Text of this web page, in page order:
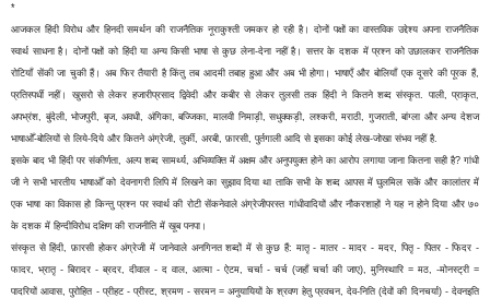
*
आजकल हिंदी विरोध और हिनदी समर्थन की राजनैतिक नूराकुश्ती जमकर हो रही है। दोनों पक्षों का वास्तविक उद्देश्य अपना राजनैतिक
स्वार्थ साधना है। दोनों पक्षों को हिंदी या अन्य किसी भाषा से कुछ लेना-देना नहीं है। सत्तर के दशक में प्रश्न को उछालकर राजनैतिक
रोटियाँ सेंकी जा चुकी हैं। अब फिर तैयारी है किंतु तब आदमी तबाह हुआ और अब भी होगा। भाषाएँ और बोलियाँ एक दूसरे की पूरक हैं,
प्रतिस्पर्धी नहीं। खुसरो से लेकर हजारीप्रसाद द्विवेदी और कबीर से लेकर तुलसी तक हिंदी ने कितने शब्द संस्कृत. पाली, प्राकृत,
अपभ्रंश, बुंदेली, भोजपुरी, बृज, अवधी, अंगिका, बज्जिका, मालवी निमाड़ी, सधुक्कड़ी, लश्करी, मराठी, गुजराती, बांग्ला और अन्य देशज
भाषाओँ-बोलियों से लिये-दिये और कितने अंग्रेजी, तुर्की, अरबी, फ़ारसी, पुर्तगाली आदि से इसका कोई लेख-जोखा संभव नहीं है.
इसके बाद भी हिंदी पर संकीर्णता, अल्प शब्द सामर्थ्य, अभिव्यक्ति में अक्षम और अनुपयुक्त होने का आरोप लगाया जाना कितना सही है? गांधी
जी ने सभी भारतीय भाषाओँ को देवनागरी लिपि में लिखने का सुझाव दिया था ताकि सभी के शब्द आपस में घुलमिल सकें और कालांतर में
एक भाषा का विकास हो किन्तु प्रश्न पर स्वार्थ की रोटी सेंकनेवाले अंग्रेजीपरस्त गांधीवादियों और नौकरशाहों ने यह न होने दिया और ७०
के दशक में हिन्दीविरोध दक्षिण की राजनीति में खूब पनपा।
संस्कृत से हिंदी, फ़ारसी होकर अंग्रेजी में जानेवाले अनगिनत शब्दों में से कुछ हैं: मातृ - मातर - मादर - मदर, पितृ - पितर - फिदर -
फादर, भ्रातृ - बिरादर - ब्रदर, दीवाल - द वाल, आत्मा - ऐटम, चर्चा - चर्च (जहाँ चर्चा की जाए), मुनिस्थारि = मठ, -मोनस्ट्री =
पादरियों आवास, पुरोहित - प्रीहट - प्रीस्ट, श्रमण - सरमन = अनुयायियों के श्रवण हेतु प्रवचन, देव-निति (देवों की दिनचर्या) - देवनइति